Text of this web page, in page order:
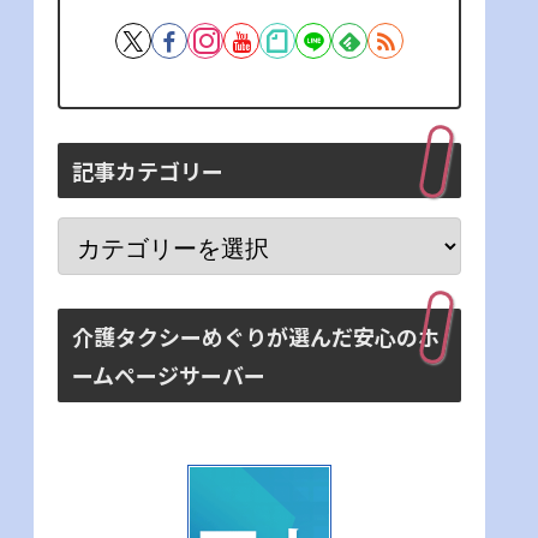
記事カテゴリー
介護タクシーめぐりが選んだ安心のホ
ームページサーバー